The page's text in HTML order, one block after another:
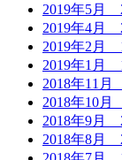
2019年5月
2019年4月
2019年2月
2019年1月
2018年11月
2018年10月
2018年9月
2018年8月